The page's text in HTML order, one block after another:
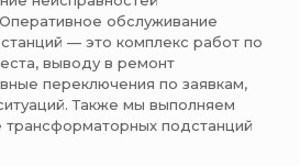
обслуживание
— это комплекс работ по
выводу в ремонт
переключения по заявкам,
Также мы выполняем
подстанций